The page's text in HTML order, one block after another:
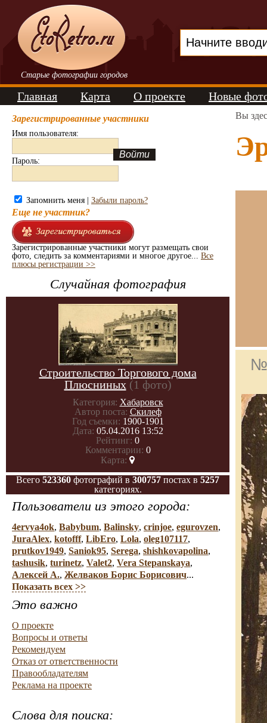
Старые фотографии городов
Главная Карта О проекте Новые
Зарегистрированные участники
Имя пользователя:
Пароль:
Запомнить меня | Забыли пароль?
Еще не участник?
Зарегистрированные участники могут размещать свои
фото, следить за комментариями и многое другое... Все
плюсы регистрации >>
Случайная фотография
Строительство Торгового дома
Плюсниных (1 фото)
Категория: Хабаровск
Автор поста: Скилеф
Год съемки: 1900-1901
Дата: 05.04.2016 13:52
Рейтинг: 0
Комментарии: 0
Карта:
Всего 523360 фотографий в 300757 постах в 5257
категориях.
Пользователи из этого города:
4ervya4ok, Babybum, Balinsky, crinjoe, egurovzen,
JuraAlex, kotofff, LibEro, Lola, oleg107117,
prutkov1949, Saniok95, Serega, shishkovapolina,
tashusik, turinetz, Valet2, Vera Stepanskaya,
Алексей А., Желваков Борис Борисович...
Показать всех >>
Это важно
О проекте
Вопросы и ответы
Рекомендуем
Отказ от ответственности
Правообладателям
Реклама на проекте
Слова для поиска:
Вы
№